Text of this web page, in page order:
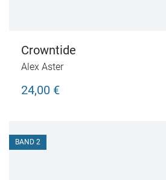
Crowntide
Alex Aster
24,00 €
BAND 2